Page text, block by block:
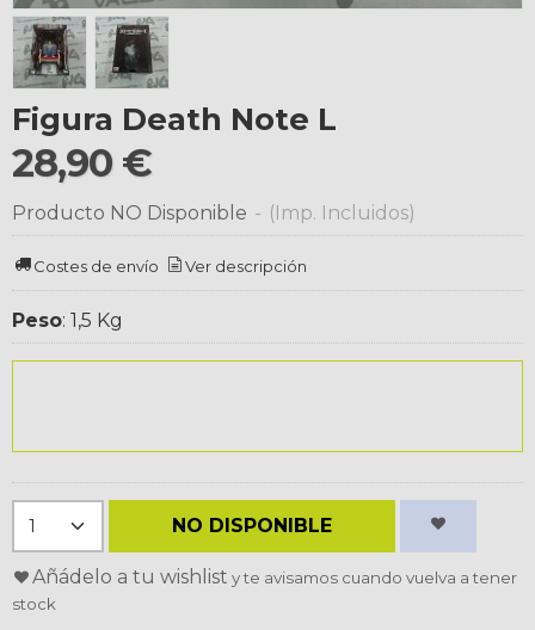
Figura Death Note L
28,90 €
Producto NO Disponible - (Imp. Incluidos)
Costes de envío Ver descripción
Peso: 1,5 Kg
NO DISPONIBLE
Añádelo a tu wishlist y te avisamos cuando vuelva a tener
stock